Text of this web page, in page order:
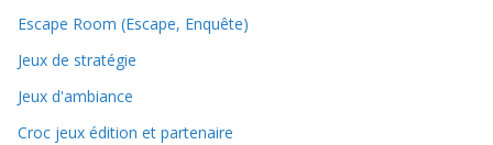
Escape Room (Escape, Enquête)
Jeux de stratégie
Jeux d'ambiance
Croc jeux édition et partenaire